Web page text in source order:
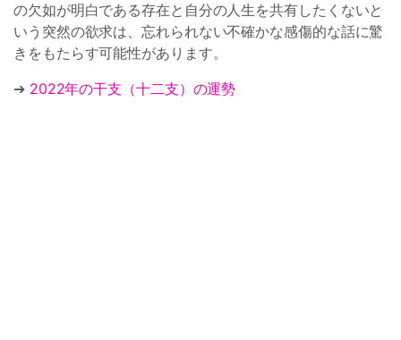
の欠如が明白である存在と自分の人生を共有したくないと
いう突然の欲求は、忘れられない不確かな感傷的な話に驚
きをもたらす可能性があります。
➔ 2022年の干支（十二支）の運勢